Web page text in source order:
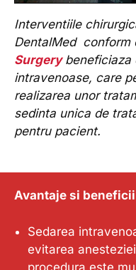
Interventiile
DentalMed conform
Surgerybeneficiaza
intravenoase, care
realizarea unor
sedinta unica de
pentru pacient.
Avantaje si
Sedarea
evitarea
procedura este